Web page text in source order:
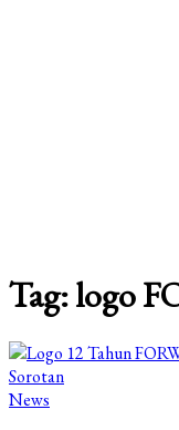
Tag: logo
News